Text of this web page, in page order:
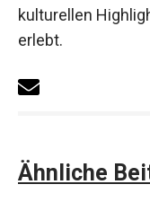
kulturellen
erlebt.
Ähnliche